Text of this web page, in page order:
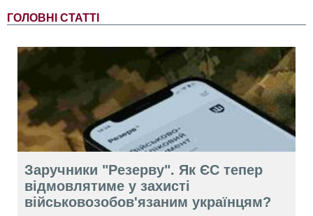
ГОЛОВНІ СТАТТІ
Заручники "Резерву". Як ЄС тепер
відмовлятиме у захисті
військовозобов'язаним українцям?